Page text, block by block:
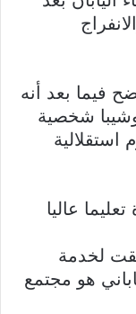
فيما بعد أنه
شخصية
عاليا
لخدمة
هو مجتمع